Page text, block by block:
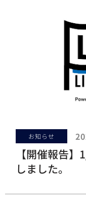
お知らせ
【開催報告
しました。